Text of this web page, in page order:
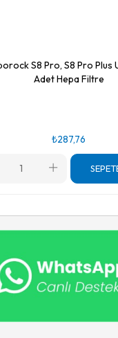
S8 Pro, S8 Pro Plus
Adet Hepa Filtre
₺287,76